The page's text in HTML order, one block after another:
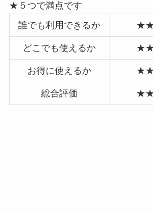
★５つで満点です
誰でも利用できるか
どこでも使えるか
お得に使えるか
総合評価